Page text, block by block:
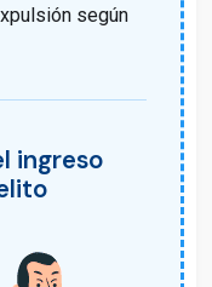
según
ingreso